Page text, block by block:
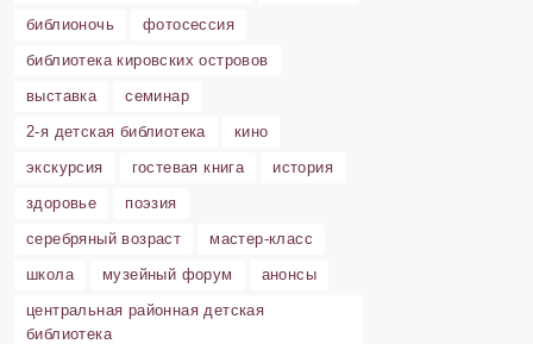
библионочь
фотосессия
библиотека кировских островов
выставка
семинар
2-я детская библиотека
кино
экскурсия
гостевая книга
история
здоровье
поэзия
серебряный возраст
мастер-класс
школа
музейный форум
анонсы
центральная районная детская
библиотека